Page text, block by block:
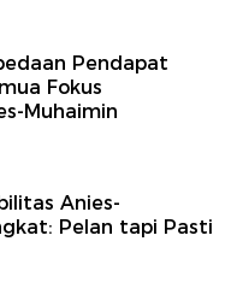
Pendapat
Fokus
Muhaimin
Anies-
Pelan tapi Pasti